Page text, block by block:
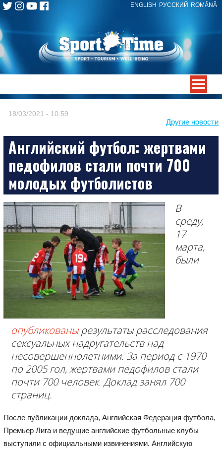
ENGLISH РУССКИЙ ROMÂNĂ
Skip
content
Другие новости
18/03/2021 - 10:59
Английский футбол: жертвами
педофилов стали почти 700
молодых футболистов
В
среду,
17
марта,
были
опубликованырезультаты расследования
сексуальных надругательств над
несовершеннолетними. За период с 1970
по 2005 гол, жертвами педофилов стали
почти 700 человек. Доклад занял 700
страниц.
После публикации доклада, Английская Федерация футбола,
Премьер Лига и ведущие английские футбольные клубы
выступили с официальными извинениями. Английскую